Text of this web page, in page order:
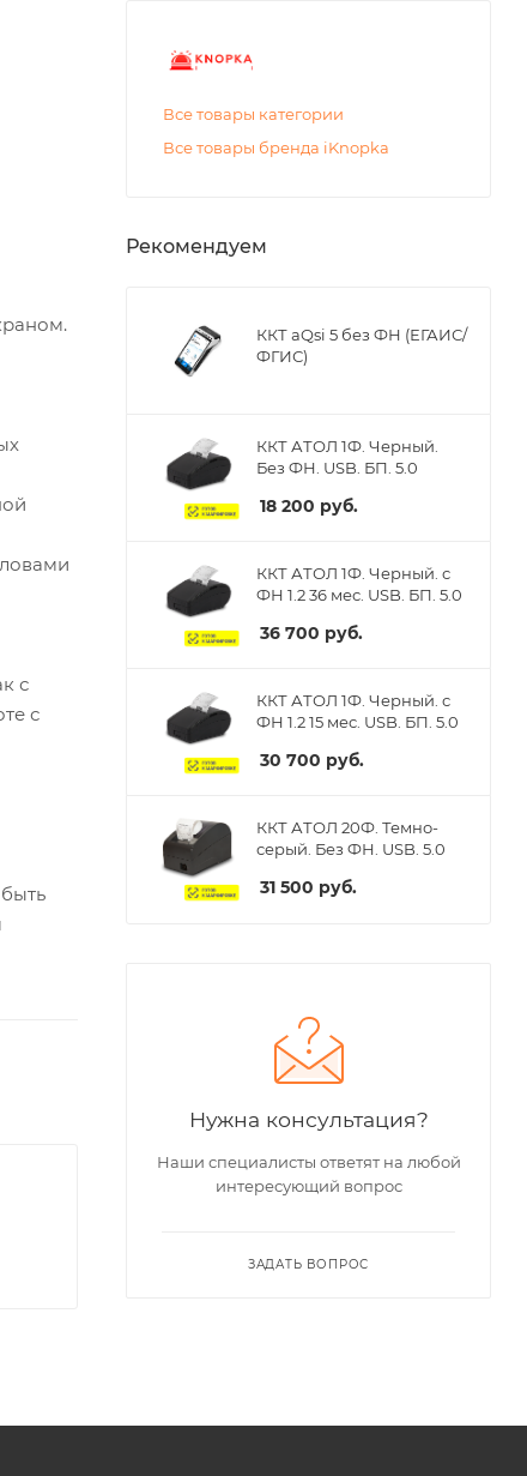
с
с
Все товары категории
Все товары бренда iKnopka
Рекомендуем
ККТ aQsi 5 без ФН (ЕГАИС/
ФГИС)
ККТ АТОЛ 1Ф. Черный.
Без ФН. USB. БП. 5.0
18 200 руб.
ККТ АТОЛ 1Ф. Черный. с
ФН 1.2 36 мес. USB. БП. 5.0
36 700 руб.
ККТ АТОЛ 1Ф. Черный. с
ФН 1.2 15 мес. USB. БП. 5.0
30 700 руб.
ККТ АТОЛ 20Ф. Темно-
серый. Без ФН. USB. 5.0
31 500 руб.
Нужна консультация?
Наши специалисты ответят на любой
интересующий вопрос
ЗАДАТЬ ВОПРОС